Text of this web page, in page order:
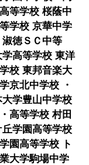
等学校 桜蔭中
学校 京華中学
徳ＳＣ中等
高等学校 東洋
校 東邦音楽大
京北中学校 ・
学豊山中学校
高等学校 村田
学園高等学校
園高等学校 ト
大学駒場中学